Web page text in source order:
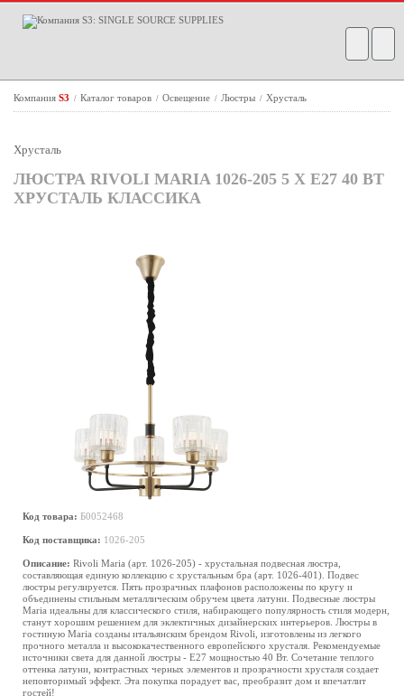
Компания S3 / Каталог товаров / Освещение / Люстры / Хрусталь
Хрусталь
ЛЮСТРА RIVOLI MARIA 1026-205 5 Х Е27 40 ВТ
ХРУСТАЛЬ КЛАССИКА
Код товара: Б0052468
Код поставщика: 1026-205
Описание: Rivoli Maria (арт. 1026-205) - хрустальная подвесная люстра,
составляющая единую коллекцию с хрустальным бра (арт. 1026-401). Подвес
люстры регулируется. Пять прозрачных плафонов расположены по кругу и
объединены стильным металлическим обручем цвета латуни. Подвесные люстры
Maria идеальны для классического стиля, набирающего популярность стиля модерн,
станут хорошим решением для эклектичных дизайнерских интерьеров. Люстры в
гостиную Maria созданы итальянским брендом Rivoli, изготовлены из легкого
прочного металла и высококачественного европейского хрусталя. Рекомендуемые
источники света для данной люстры - Е27 мощностью 40 Вт. Сочетание теплого
оттенка латуни, контрастных черных элементов и прозрачности хрусталя создает
неповторимый эффект. Эта покупка порадует вас, преобразит дом и впечатлит
гостей!